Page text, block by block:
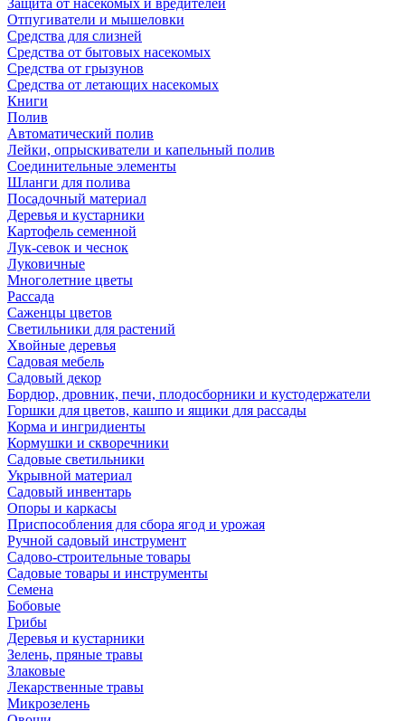
Защита от насекомых и вредителей
Отпугиватели и мышеловки
Средства для слизней
Средства от бытовых насекомых
Средства от грызунов
Средства от летающих насекомых
Книги
Полив
Автоматический полив
Лейки, опрыскиватели и капельный полив
Соединительные элементы
Шланги для полива
Посадочный материал
Деревья и кустарники
Картофель семенной
Лук-севок и чеснок
Луковичные
Многолетние цветы
Рассада
Саженцы цветов
Светильники для растений
Хвойные деревья
Садовая мебель
Садовый декор
Бордюр, дровник, печи, плодосборники и кустодержатели
Горшки для цветов, кашпо и ящики для рассады
Корма и ингридиенты
Кормушки и скворечники
Садовые светильники
Укрывной материал
Садовый инвентарь
Опоры и каркасы
Приспособления для сбора ягод и урожая
Ручной садовый инструмент
Садово-строительные товары
Садовые товары и инструменты
Семена
Бобовые
Грибы
Деревья и кустарники
Зелень, пряные травы
Злаковые
Лекарственные травы
Микрозелень